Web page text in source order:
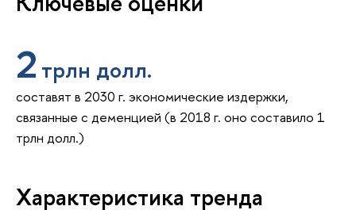
2 трлн долл.
составят в 2030 г. экономические издержки,
связанные с деменцией (в 2018 г. оно составило 1
трлн долл.)
Характеристика тренда